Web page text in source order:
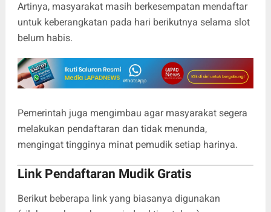
Artinya, masyarakat masih berkesempatan mendaftar
untuk keberangkatan pada hari berikutnya selama slot
belum habis.
Pemerintah juga mengimbau agar masyarakat segera
melakukan pendaftaran dan tidak menunda,
mengingat tingginya minat pemudik setiap harinya.
Link Pendaftaran Mudik Gratis
Berikut beberapa link yang biasanya digunakan